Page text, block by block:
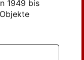
1949 bis